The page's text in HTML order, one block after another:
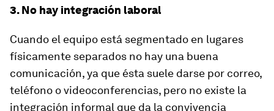
3. No hay integración laboral
Cuando el equipo está segmentado en lugares
físicamente separados no hay una buena
comunicación, ya que ésta suele darse por correo,
teléfono o videoconferencias, pero no existe la
integración informal que da la convivencia